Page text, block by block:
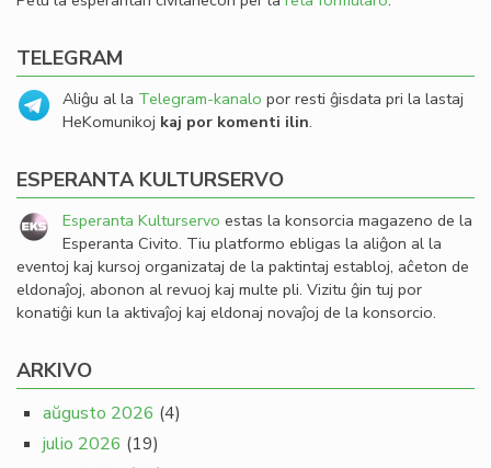
TELEGRAM
Aliĝu al la Telegram-kanalo por resti ĝisdata pri la lastaj
HeKomunikoj kaj por komenti ilin.
ESPERANTA KULTURSERVO
Esperanta Kulturservo estas la konsorcia magazeno de la
Esperanta Civito. Tiu platformo ebligas la aliĝon al la
eventoj kaj kursoj organizataj de la paktintaj establoj, aĉeton de
eldonaĵoj, abonon al revuoj kaj multe pli. Vizitu ĝin tuj por
konatiĝi kun la aktivaĵoj kaj eldonaj novaĵoj de la konsorcio.
ARKIVO
aŭgusto 2026 (4)
julio 2026 (19)